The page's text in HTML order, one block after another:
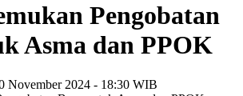
Pengobatan
Asma dan PPOK
November 2024 - 18:30 WIB